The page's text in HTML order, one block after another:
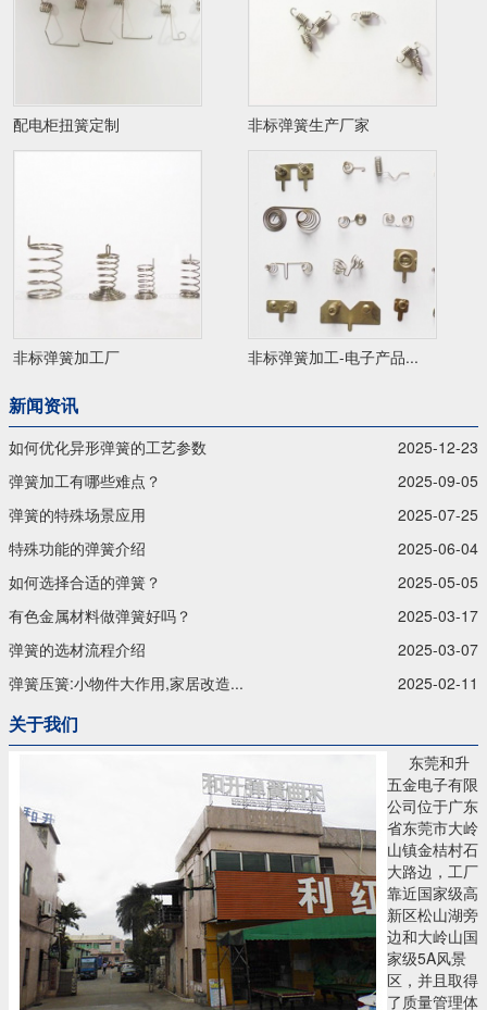
配电柜扭簧定制 非标弹簧生产厂家
非标弹簧加工厂 非标弹簧加工-电子产品...
新闻资讯
如何优化异形弹簧的工艺参数
2025-12-23
弹簧加工有哪些难点？
2025-09-05
弹簧的特殊场景应用
2025-07-25
特殊功能的弹簧介绍
2025-06-04
如何选择合适的弹簧？
2025-05-05
有色金属材料做弹簧好吗？
2025-03-17
弹簧的选材流程介绍
2025-03-07
弹簧压簧:小物件大作用,家居改造...
2025-02-11
关于我们
东莞和升
五金电子有限
公司位于广东
省东莞市大岭
山镇金桔村石
大路边，工厂
靠近国家级高
新区松山湖旁
边和大岭山国
家级5A风景
区，并且取得
了质量管理体